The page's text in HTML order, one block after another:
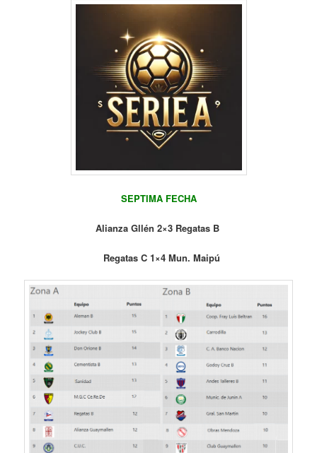
SEPTIMA FECHA
Alianza Gllén 2×3 Regatas B
Regatas C 1×4 Mun. Maipú